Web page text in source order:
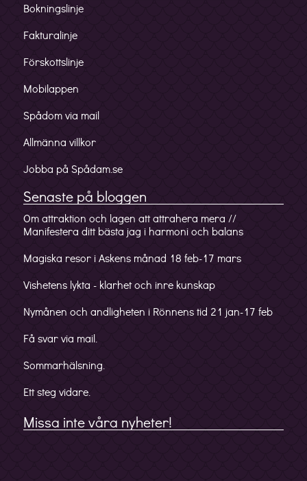
Bokningslinje
Fakturalinje
Förskottslinje
Mobilappen
Spådom via mail
Allmänna villkor
Jobba på Spådam.se
Senaste på bloggen
Om attraktion och lagen att attrahera mera //
Manifestera ditt bästa jag i harmoni och balans
Magiska resor i Askens månad 18 feb-17 mars
Vishetens lykta - klarhet och inre kunskap
Nymånen och andligheten i Rönnens tid 21 jan-17 feb
Få svar via mail.
Sommarhälsning.
Ett steg vidare.
Missa inte våra nyheter!